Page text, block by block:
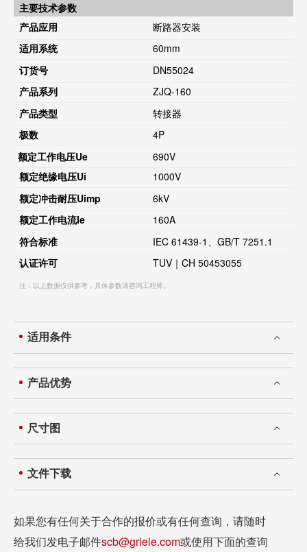
主要技术参数
产品应用
断路器安装
适用系统
60mm
订货号
DN55024
产品系列
ZJQ-160
产品类型
转接器
极数
4P
额定工作电压Ue
690V
额定绝缘电压Ui
1000V
额定冲击耐压Uimp
6kV
额定工作电流Ie
160A
符合标准
IEC 61439-1、GB/T 7251.1
认证许可
TUV｜CH 50453055
注：以上数据仅供参考，具体参数请咨询工程师。
适用条件
产品优势
尺寸图
文件下载
如果您有任何关于合作的报价或有任何查询，请随时
给我们发电子邮件scb@grlele.com或使用下面的查询